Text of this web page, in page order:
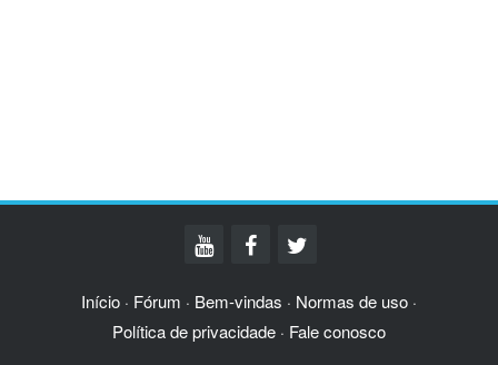
Início · Fórum · Bem-vindas · Normas de uso ·
Política de privacidade · Fale conosco